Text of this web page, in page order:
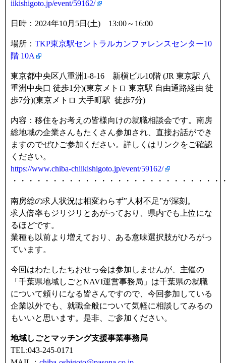
iikishigoto.jp/event/59162/
日時：2024年10月5日(土) 13:00～16:00
場所： TKP東京駅セントラルカンファレンスセンター10
階 10A
東京都中央区八重洲1-8-16 新槇ビル10階 (JR 東京駅 八
重洲中央口 徒歩1分)(東京メトロ 東京駅 自由通路経由 徒
歩7分)(東京メトロ 大手町駅 徒歩7分)
内容：移住をお考えの皆様向けの就職相談会です。南房
総地域の企業さんもたくさん参加され、直接お話ができ
ますのでぜひご参加ください。詳しくはリンクをご確認
ください。
https://www.chiba-chiikishigoto.jp/event/59162/
・・・・・・・・・・・・・・・・・・・・・・・・・・
南房総の求人状況は相変わらず‟人材不足”が深刻。
求人倍率もジリジリとあがっており、県内でも上位にな
るほどです。
業種も以前より増えており、ある意味選択肢がひろがっ
ています。
今回はわたしたちおせっ会は参加しませんが、主催の
「千葉県地域しごとNAVI運営事務局」は千葉県の就職
について頼りになる皆さんですので、今回参加している
企業以外でも、就職全般について気軽に相談してみるの
もいいと思います。是非、ご参加ください。
地域しごとマッチング支援事業事務局
TEL:043-245-0171